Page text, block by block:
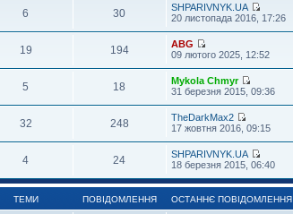
6 30
SHPARIVNYK.UA
20 листопада 2016, 17:26
19 194
ABG
09 лютого 2025, 12:52
5 18
Mykola Chmyr
31 березня 2015, 09:36
32 248
TheDarkMax2
17 жовтня 2016, 09:15
4 24
SHPARIVNYK.UA
18 березня 2015, 06:40
ТЕМИ ПОВІДОМЛЕННЯ ОСТАННЄ ПОВІДОМЛЕННЯ